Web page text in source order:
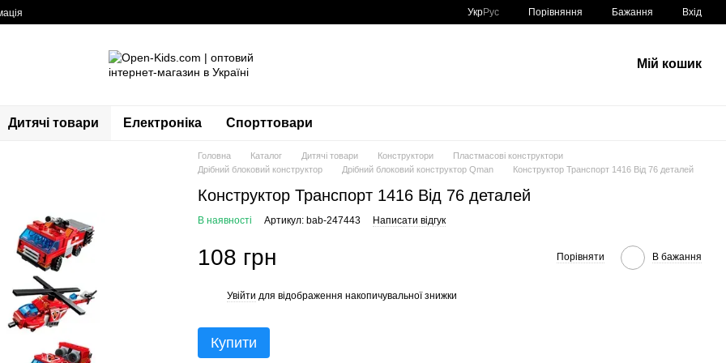
УкрРус Порівняння Бажання Вхід
Мій кошик
Дитячі товари Електроніка Спорттовари
Головна Каталог Дитячі товари Конструктори
Пластмасові конструктори
Дрібний блоковий конструктор
Дрібний блоковий конструктор Qman Конструктор Транспорт 1416 Від 76 деталей
Конструктор Транспорт 1416 Від 76 деталей
В наявності Артикул: bab-247443 Написати відгук
108 грн Порівняти В бажання
Увійти для відображення накопичувальної знижки
Купити